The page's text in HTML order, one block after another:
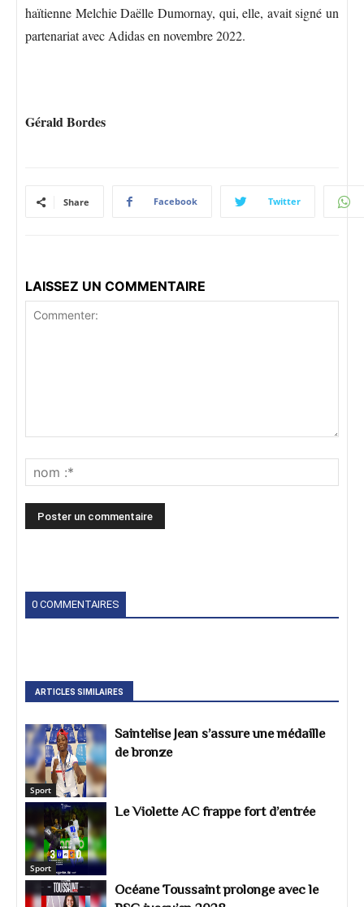
haïtienne Melchie Daëlle Dumornay, qui, elle, avait signé un
partenariat avec Adidas en novembre 2022.
Gérald Bordes
Share Facebook Twitter
LAISSEZ UN COMMENTAIRE
0 COMMENTAIRES
ARTICLES SIMILAIRES
Sport
Saintelise Jean s’assure une médaille
de bronze
Sport
Le Violette AC frappe fort d’entrée
Océane Toussaint prolonge avec le